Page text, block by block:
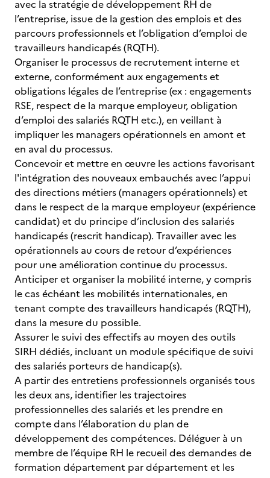
avec la stratégie de développement RH de
l’entreprise, issue de la gestion des emplois et des
parcours professionnels et l’obligation d’emploi de
travailleurs handicapés (RQTH).
Organiser le processus de recrutement interne et
externe, conformément aux engagements et
obligations légales de l’entreprise (ex : engagements
RSE, respect de la marque employeur, obligation
d’emploi des salariés RQTH etc.), en veillant à
impliquer les managers opérationnels en amont et
en aval du processus.
Concevoir et mettre en œuvre les actions favorisant
l'intégration des nouveaux embauchés avec l’appui
des directions métiers (managers opérationnels) et
dans le respect de la marque employeur (expérience
candidat) et du principe d’inclusion des salariés
handicapés (rescrit handicap). Travailler avec les
opérationnels au cours de retour d’expériences
pour une amélioration continue du processus.
Anticiper et organiser la mobilité interne, y compris
le cas échéant les mobilités internationales, en
tenant compte des travailleurs handicapés (RQTH),
dans la mesure du possible.
Assurer le suivi des effectifs au moyen des outils
SIRH dédiés, incluant un module spécifique de suivi
des salariés porteurs de handicap(s).
A partir des entretiens professionnels organisés tous
les deux ans, identifier les trajectoires
professionnelles des salariés et les prendre en
compte dans l’élaboration du plan de
développement des compétences. Déléguer à un
membre de l’équipe RH le recueil des demandes de
formation département par département et les